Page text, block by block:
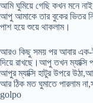
আমি ঘুমিয়ে গেছি কখন মনে
আপু আমাকে তার বুকের ভিতর
পাশ হয়ে শুয়ে থাকলাম।
আরও কিছু সময় পর আবার এক-
দিয়ে রাখছে।আপু তখন ম্যাক্সি
আপুর ম্যাক্সি হাটুর উপরে
আর ঠিক মত ঘুমাতে পারলাম
golpo